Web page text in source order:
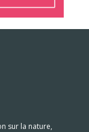
sur la nature,